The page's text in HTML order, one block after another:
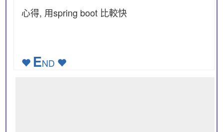
心得, 用spring boot 比較快
END